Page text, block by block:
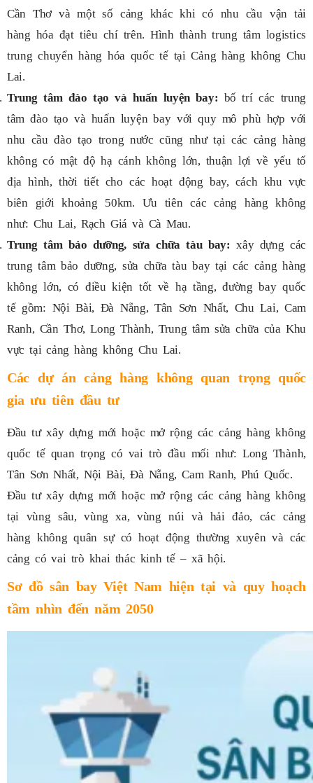
Cần Thơ và một số cảng khác khi có nhu cầu vận tải
hàng hóa đạt tiêu chí trên. Hình thành trung tâm logistics
trung chuyển hàng hóa quốc tế tại Cảng hàng không Chu
Lai.
Trung tâm đào tạo và huấn luyện bay: bố trí các trung
tâm đào tạo và huấn luyện bay với quy mô phù hợp với
nhu cầu đào tạo trong nước cũng như tại các cảng hàng
không có mật độ hạ cánh không lớn, thuận lợi về yếu tố
địa hình, thời tiết cho các hoạt động bay, cách khu vực
biên giới khoảng 50km. Ưu tiên các cảng hàng không
như: Chu Lai, Rạch Giá và Cà Mau.
Trung tâm bảo dưỡng, sửa chữa tàu bay: xây dựng các
trung tâm bảo dưỡng, sửa chữa tàu bay tại các cảng hàng
không lớn, có điều kiện tốt về hạ tầng, đường bay quốc
tế gồm: Nội Bài, Đà Nẵng, Tân Sơn Nhất, Chu Lai, Cam
Ranh, Cần Thơ, Long Thành, Trung tâm sửa chữa của Khu
vực tại cảng hàng không Chu Lai.
Các dự án cảng hàng không quan trọng quốc
gia ưu tiên đầu tư
Đầu tư xây dựng mới hoặc mở rộng các cảng hàng không
quốc tế quan trọng có vai trò đầu mối như: Long Thành,
Tân Sơn Nhất, Nội Bài, Đà Nẵng, Cam Ranh, Phú Quốc.
Đầu tư xây dựng mới hoặc mở rộng các cảng hàng không
tại vùng sâu, vùng xa, vùng núi và hải đảo, các cảng
hàng không quân sự có hoạt động thường xuyên và các
cảng có vai trò khai thác kinh tế – xã hội.
Sơ đồ sân bay Việt Nam hiện tại và quy hoạch
tầm nhìn đến năm 2050